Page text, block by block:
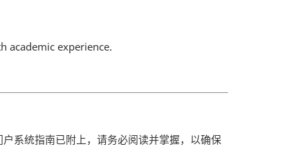
academic experience.
系统指南已附上，请务必阅读并掌握，以确保